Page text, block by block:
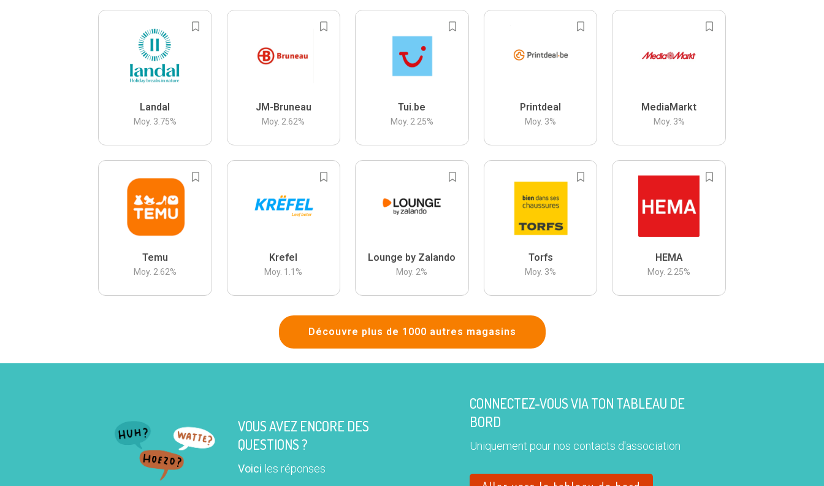
Landal
Moy. 3.75%
JM-Bruneau
Moy. 2.62%
Tui.be
Moy. 2.25%
Printdeal
Moy. 3%
MediaMarkt
Moy. 3%
Temu
Moy. 2.62%
Krefel
Moy. 1.1 %
Lounge by Zalando
Moy. 2%
Torfs
Moy. 3%
HEMA
Moy. 2.25%
Découvre plus de 1000 autres magasins
VOUS AVEZ ENCORE DES
QUESTIONS ?
Voici les réponses
CONNECTEZ-VOUS VIA TON TABLEAU DE
BORD
Uniquement pour nos contacts d'association